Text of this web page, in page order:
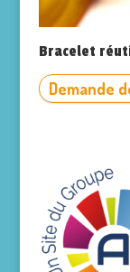
Bracelet
Demande